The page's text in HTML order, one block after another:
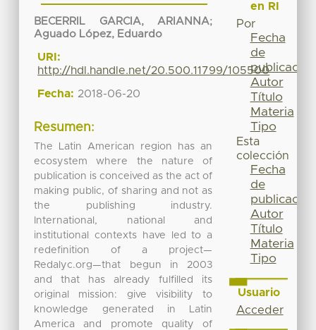
BECERRIL GARCIA, ARIANNA;
Aguado López, Eduardo
URI:
http://hdl.handle.net/20.500.11799/105500
Fecha: 2018-06-20
Resumen:
The Latin American region has an
ecosystem where the nature of
publication is conceived as the act of
making public, of sharing and not as
the publishing industry.
International, national and
institutional contexts have led to a
redefinition of a project—
Redalyc.org—that begun in 2003
and that has already fulfilled its
original mission: give visibility to
knowledge generated in Latin
America and promote quality of
en RI
Por
Fecha
de
publicación
Autor
Título
Materia
Tipo
Esta
colección
Fecha
de
publicación
Autor
Título
Materia
Tipo
Usuario
Acceder